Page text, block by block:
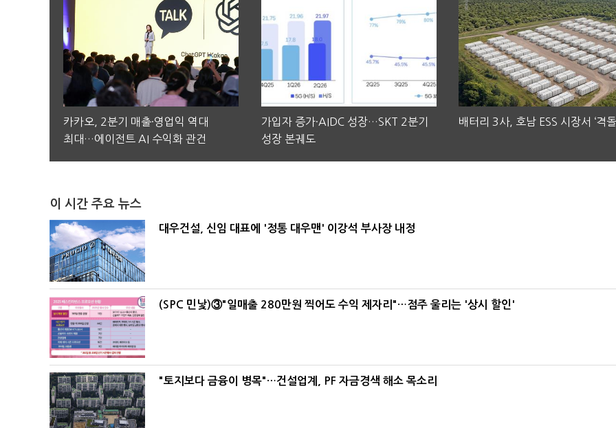
카카오, 2분기 매출·영업익 역대
최대…에이전트 AI 수익화 관건
가입자 증가·AIDC 성장…SKT 2분기
성장 본궤도
배터리 3사, 호남 ESS 시장서 ‘격돌
이 시간 주요 뉴스
대우건설, 신임 대표에 '정통 대우맨' 이강석 부사장 내정
(SPC 민낯)③"일매출 280만원 찍어도 수익 제자리"…점주 울리는 '상시 할인'
"토지보다 금융이 병목"…건설업계, PF 자금경색 해소 목소리